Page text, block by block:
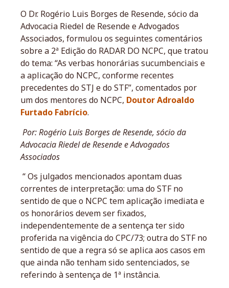
O Dr. Rogério Luis Borges de Resende, sócio da
Advocacia Riedel de Resende e Advogados
Associados, formulou os seguintes comentários
sobre a 2ª Edição do RADAR DO NCPC, que tratou
do tema: “As verbas honorárias sucumbenciais e
a aplicação do NCPC, conforme recentes
precedentes do STJ e do STF”, comentados por
um dos mentores do NCPC, Doutor Adroaldo
Furtado Fabrício.
Por: Rogério Luis Borges de Resende, sócio da
Advocacia Riedel de Resende e Advogados
Associados
“ Os julgados mencionados apontam duas
correntes de interpretação: uma do STF no
sentido de que o NCPC tem aplicação imediata e
os honorários devem ser fixados,
independentemente de a sentença ter sido
proferida na vigência do CPC/73; outra do STF no
sentido de que a regra só se aplica aos casos em
que ainda não tenham sido sentenciados, se
referindo à sentença de 1ª instância.